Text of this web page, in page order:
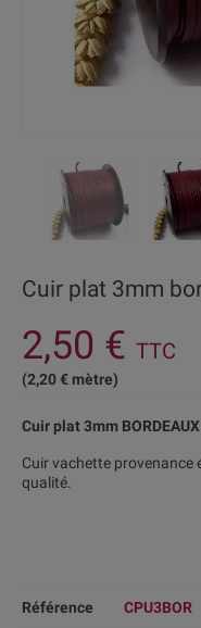
Cuir plat 3mm
2,50 € TTC
(2,20 € mètre)
Cuir plat 3mm
Cuir vachette provenance
qualité.
Référence CPU3BOR